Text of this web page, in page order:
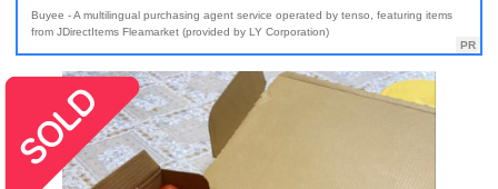
Buyee - A multilingual purchasing agent service operated by tenso, featuring items
from JDirectItems Fleamarket (provided by LY Corporation)